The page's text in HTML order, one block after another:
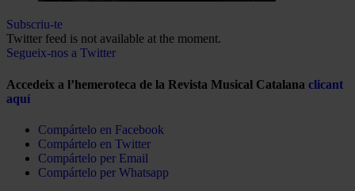
Subscriu-te
Twitter feed is not available at the moment.
Segueix-nos a Twitter
Accedeix a l’hemeroteca de la Revista Musical Catalana clicant
aquí
Compártelo en Facebook
Compártelo en Twitter
Compártelo per Email
Compártelo per Whatsapp